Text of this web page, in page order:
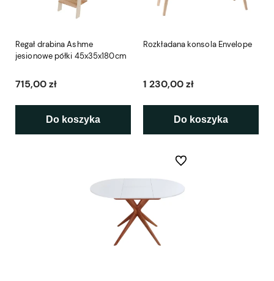
Regał drabina Ashme
jesionowe półki 45x35x180cm
715,00 zł
Do koszyka
Rozkładana konsola Envelope
1 230,00 zł
Do koszyka
Do ulubionych